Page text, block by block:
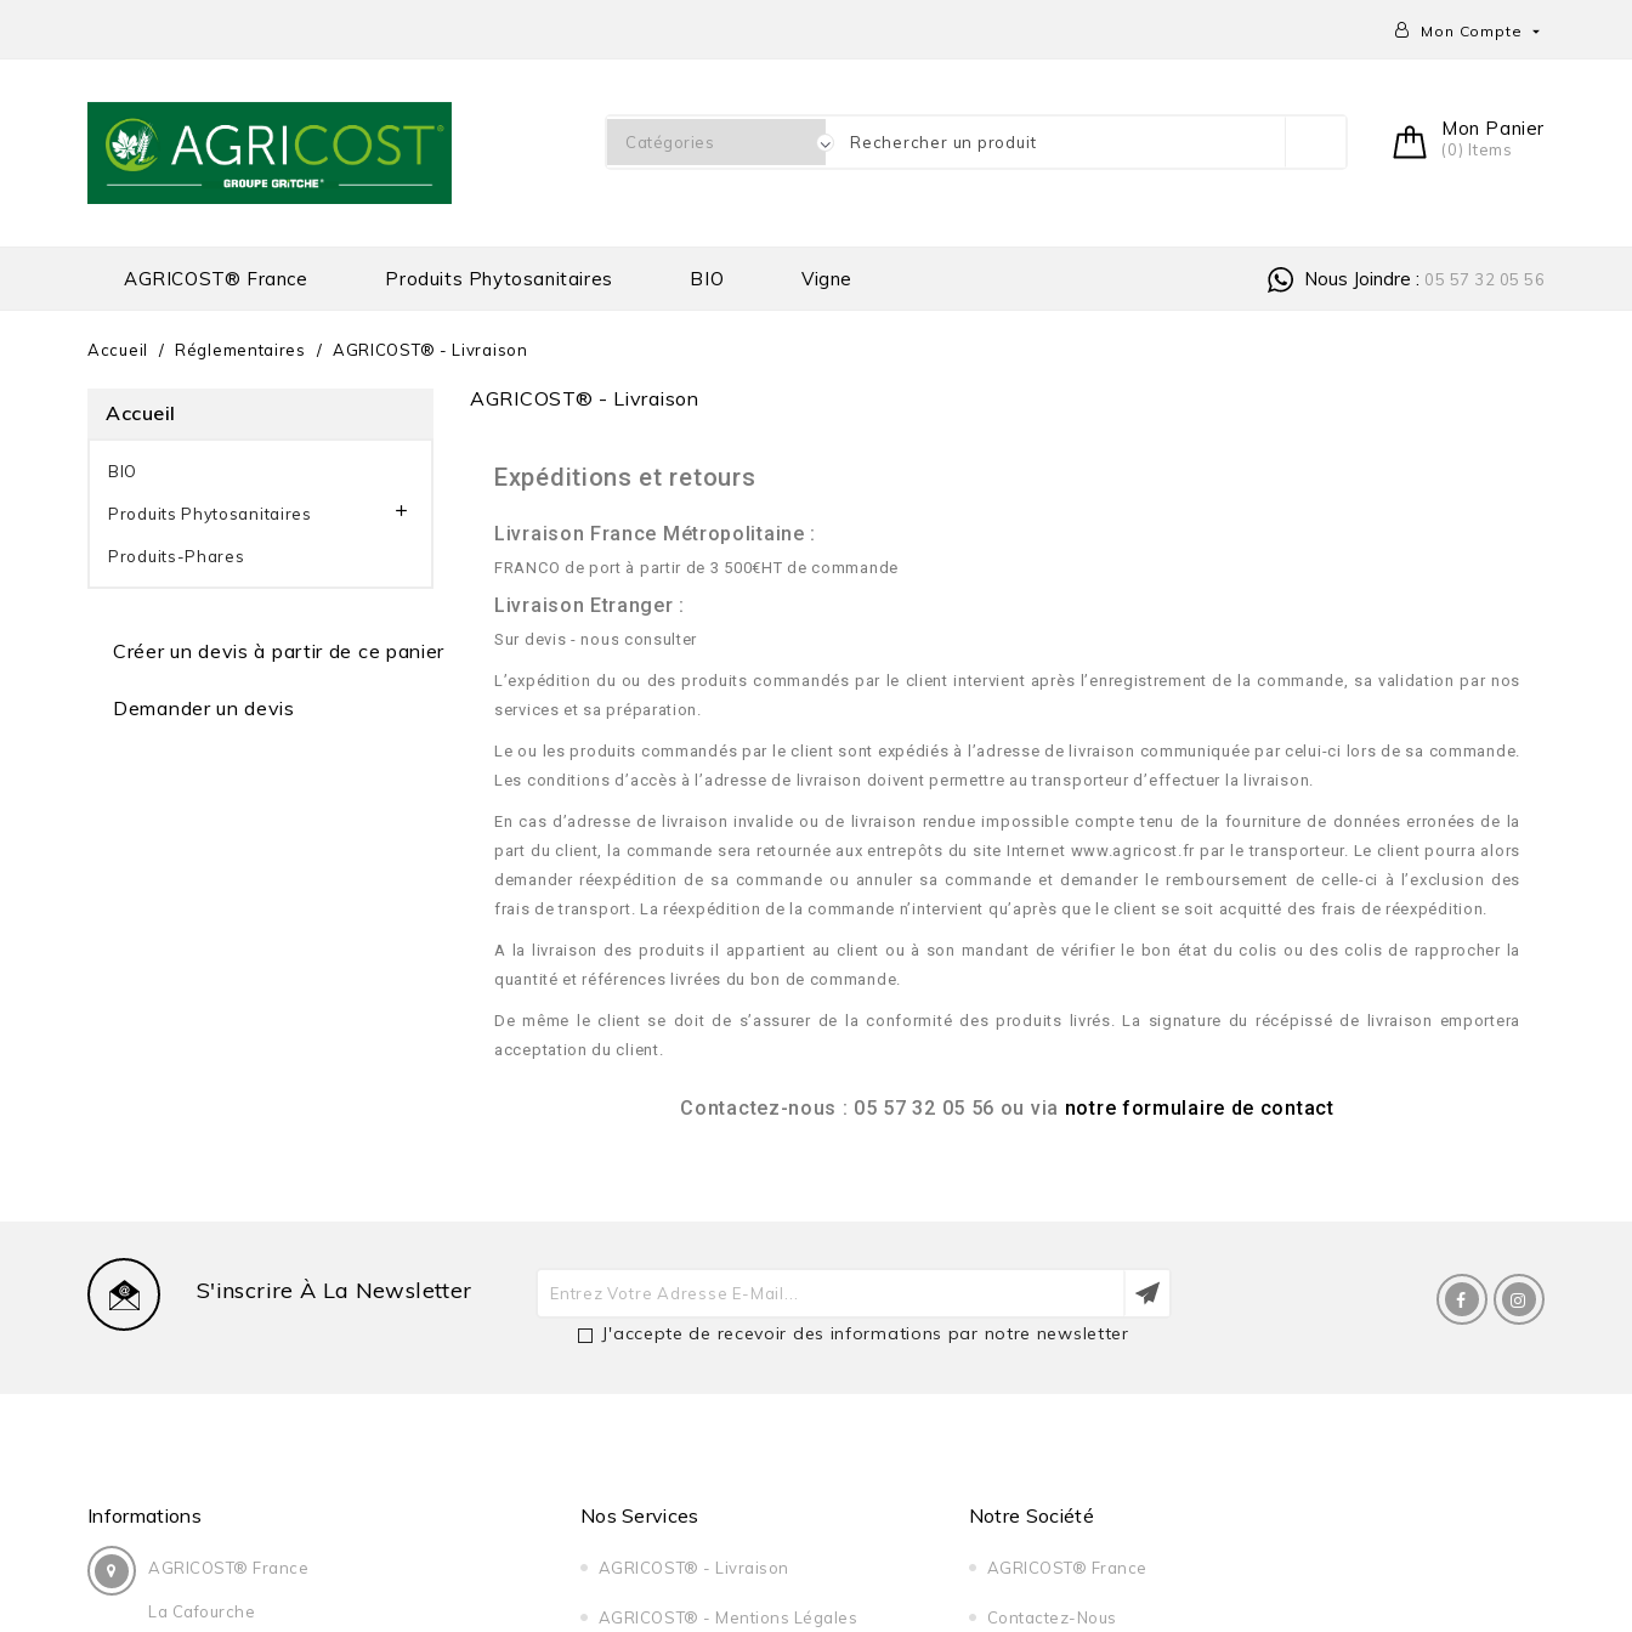
Mon Compte 
Mon Panier
(0) Items
AGRICOST® France Produits Phytosanitaires BIO Vigne Nous Joindre : 05 57 32 05 56
Accueil Réglementaires AGRICOST® - Livraison
Accueil
BIO
Produits Phytosanitaires 
Produits-Phares
Créer un devis à partir de ce panier
Demander un devis
AGRICOST® - Livraison
Expéditions et retours
Livraison France Métropolitaine :
FRANCO de port à partir de 3 500€HT de commande
Livraison Etranger :
Sur devis - nous consulter
L’expédition du ou des produits commandés par le client intervient après l’enregistrement de la commande, sa validation par nos
services et sa préparation.
Le ou les produits commandés par le client sont expédiés à l’adresse de livraison communiquée par celui-ci lors de sa commande.
Les conditions d’accès à l’adresse de livraison doivent permettre au transporteur d’effectuer la livraison.
En cas d’adresse de livraison invalide ou de livraison rendue impossible compte tenu de la fourniture de données erronées de la
part du client, la commande sera retournée aux entrepôts du site Internet www.agricost.fr par le transporteur. Le client pourra alors
demander réexpédition de sa commande ou annuler sa commande et demander le remboursement de celle-ci à l’exclusion des
frais de transport. La réexpédition de la commande n’intervient qu’après que le client se soit acquitté des frais de réexpédition.
A la livraison des produits il appartient au client ou à son mandant de vérifier le bon état du colis ou des colis de rapprocher la
quantité et références livrées du bon de commande.
De même le client se doit de s’assurer de la conformité des produits livrés. La signature du récépissé de livraison emportera
acceptation du client.
Contactez-nous : 05 57 32 05 56 ou via notre formulaire de contact
S'inscrire À La Newsletter
J'accepte de recevoir des informations par notre newsletter
Informations
AGRICOST® France
La Cafourche
Nos Services
AGRICOST® - Livraison
AGRICOST® - Mentions Légales
Notre Société
AGRICOST® France
Contactez-Nous